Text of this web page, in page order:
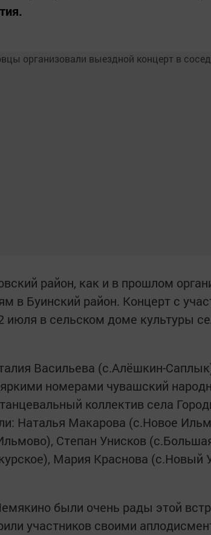
район, как и в прошлом
в Буинский район. Концерт с
июля в сельском доме культуры
Васильева (с.Алёшкин-
номерами чувашский
коллектив села
Наталья Макарова (с.Новое
Степан Унисков
Мария Краснова (с.Новый
были очень рады этой
участников своими